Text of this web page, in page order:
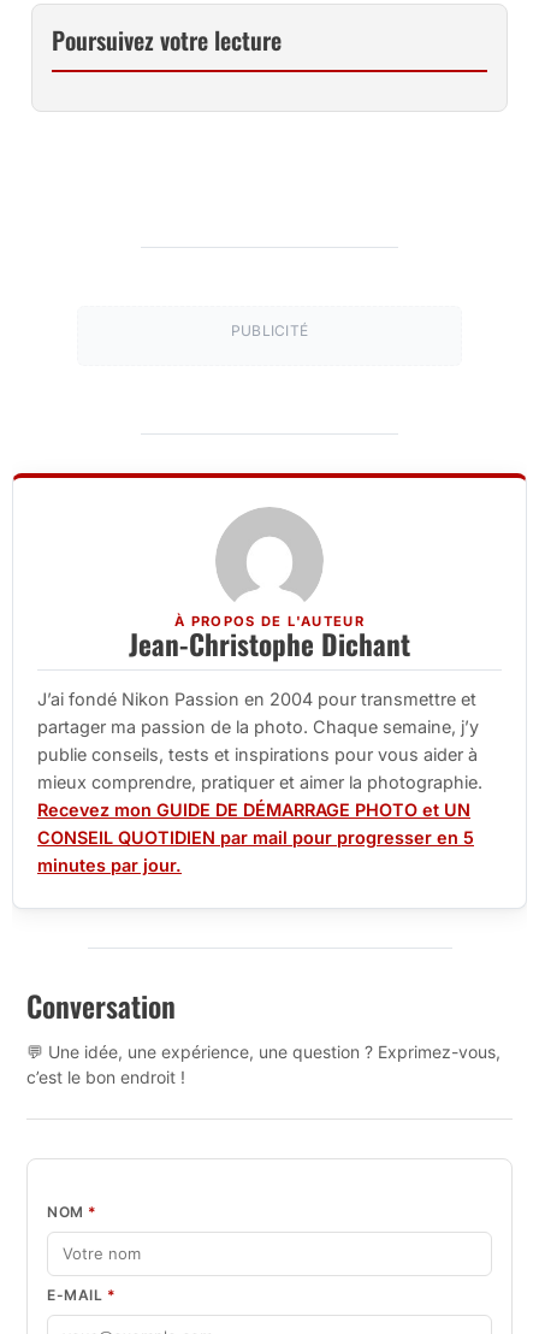
Poursuivez votre lecture
PUBLICITÉ
À PROPOS DE L'AUTEUR
Jean-Christophe Dichant
J’ai fondé Nikon Passion en 2004 pour transmettre et
partager ma passion de la photo. Chaque semaine, j’y
publie conseils, tests et inspirations pour vous aider à
mieux comprendre, pratiquer et aimer la photographie.
Recevez mon GUIDE DE DÉMARRAGE PHOTO et UN
CONSEIL QUOTIDIEN par mail pour progresser en 5
minutes par jour.
Conversation
💬 Une idée, une expérience, une question ? Exprimez-vous,
c’est le bon endroit !
NOM *
E-MAIL *